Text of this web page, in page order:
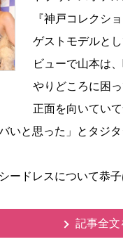
『神戸コレクシ
ゲストモデルと
ビューで山本は
りどころに困っ
正面を向いてい
いと思った」とタジタ
ードレスについて恭子
記事全文